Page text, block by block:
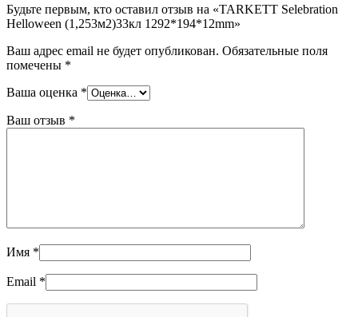
Будьте первым, кто оставил отзыв на «TARKETT Selebration
Helloween (1,253м2)33кл 1292*194*12mm»
Ваш адрес email не будет опубликован. Обязательные поля
помечены *
Ваша оценка *
Ваш отзыв *
Имя *
Email *